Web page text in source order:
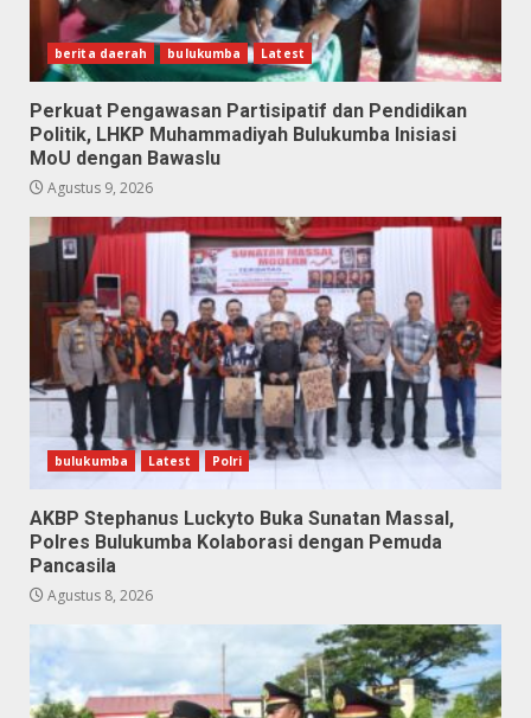
berita daerah bulukumba Latest
Perkuat Pengawasan Partisipatif dan Pendidikan
Politik, LHKP Muhammadiyah Bulukumba Inisiasi
MoU dengan Bawaslu
Agustus 9, 2026
bulukumba Latest Polri
AKBP Stephanus Luckyto Buka Sunatan Massal,
Polres Bulukumba Kolaborasi dengan Pemuda
Pancasila
Agustus 8, 2026